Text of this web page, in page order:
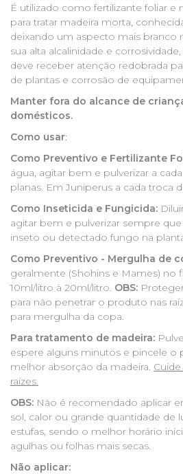
É utilizado como fertilizante foliar e
para tratar madeira morta,
deixando um aspecto mais branco
sua alta alcalinidade e
deve receber atenção redobrada
de plantas e corrosão de
Manter fora do alcance de
domésticos.
Como usar:
Como Preventivo e Fertilizante
água, agitar bem e pulverizar a
planas. Em Juniperus a cada troca
Como Inseticida e Fungicida:
agitar bem e pulverizar sempre
inseto ou detectado fungo na
Como Preventivo - Mergulha de
geralmente (Shohins e Mames) no
10ml/litro à 20ml/litro. OBS:
para não penetrar o produto nas
para mergulha da copa.
Para tratamento de madeira:
espere alguns minutos e pincele o
melhor absorção da madeira.
raízes.
OBS: Não é recomendado aplicar
sol, calor ou grande quantidade de
estufas, sendo o melhor horário
agulhas ou folhas mais secas.
Não aplicar: